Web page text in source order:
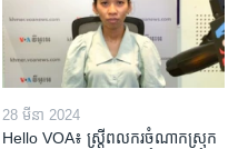
28 មីនា 2024
Hello VOA៖ ស្រ្តីពលករចំណាកស្រុក